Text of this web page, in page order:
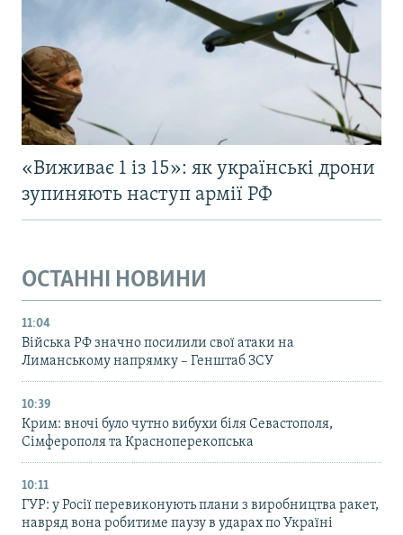
«Виживає 1 із 15»: як українські дрони
зупиняють наступ армії РФ
ОСТАННІ НОВИНИ
11:04
Війська РФ значно посилили свої атаки на
Лиманському напрямку – Генштаб ЗСУ
10:39
Крим: вночі було чутно вибухи біля Севастополя,
Сімферополя та Красноперекопська
10:11
ГУР: у Росії перевиконують плани з виробництва ракет,
навряд вона робитиме паузу в ударах по Україні